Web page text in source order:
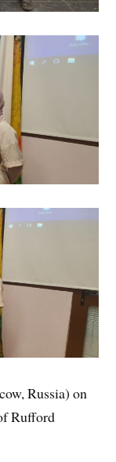
Russia) on
Rufford